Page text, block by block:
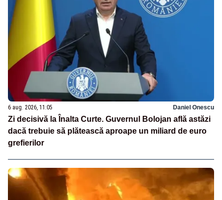
6 aug. 2026, 11:05 Daniel Onescu
Zi decisivă la Înalta Curte. Guvernul Bolojan află astăzi
dacă trebuie să plătească aproape un miliard de euro
grefierilor